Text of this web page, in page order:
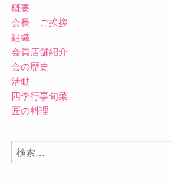
概要
会長 ご挨拶
組織
会員店舗紹介
会の歴史
活動
四季行事旬菜
匠の料理
検
索: